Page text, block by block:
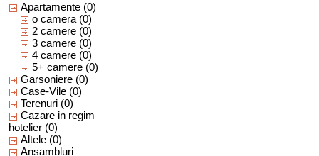
Apartamente (0)
o camera (0)
2 camere (0)
3 camere (0)
4 camere (0)
5+ camere (0)
Garsoniere (0)
Case-Vile (0)
Terenuri (0)
Cazare in regim
hotelier (0)
Altele (0)
Ansambluri